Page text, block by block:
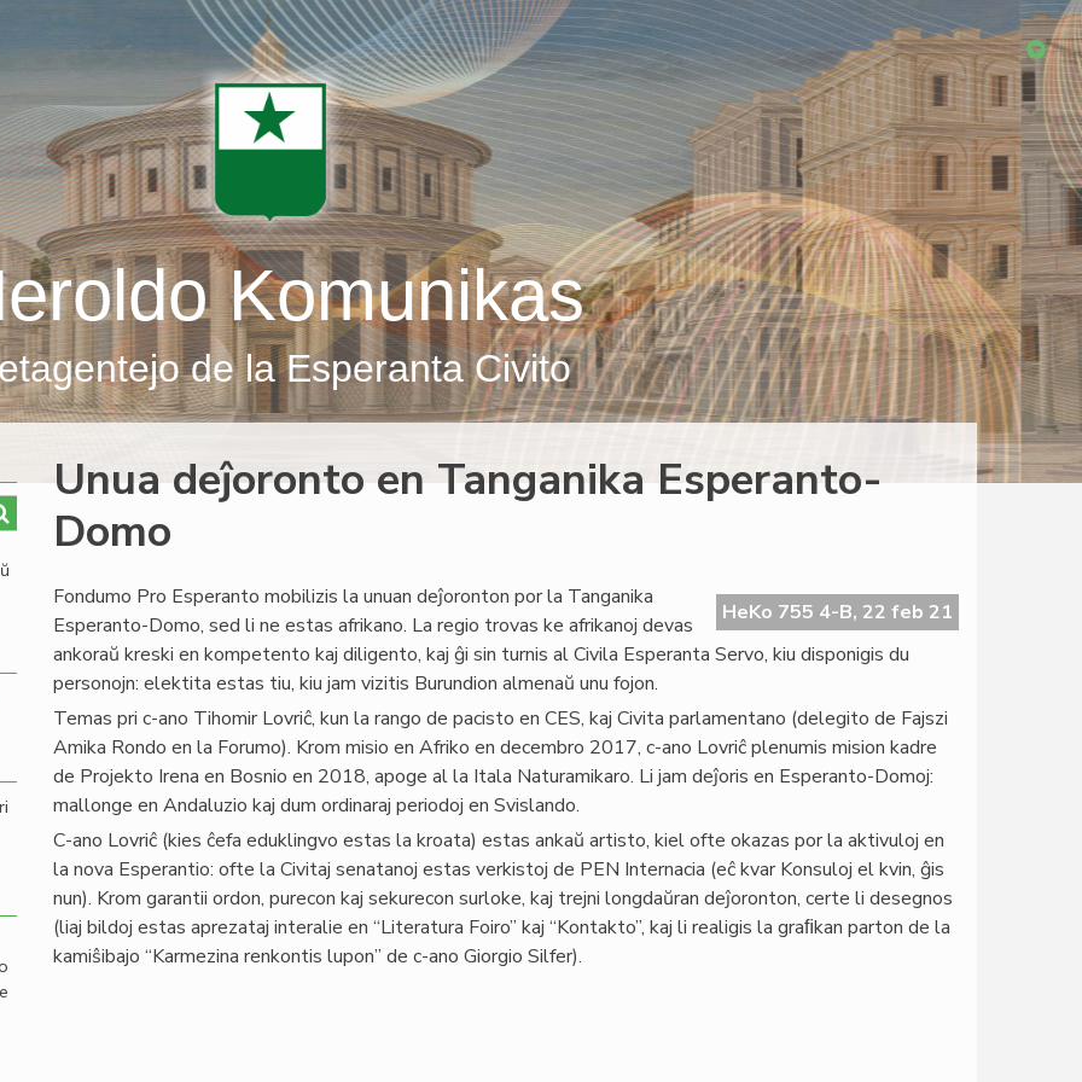
Komunikas
de la Esperanta Civito
Unua deĵoronto en Tanganika Esperanto-
Domo
HeKo 755 4-B, 22 feb 21
Fondumo Pro Esperanto mobilizis la unuan deĵoronton por la Tanganika
Esperanto-Domo, sed li ne estas afrikano. La regio trovas ke afrikanoj devas
ankoraŭ kreski en kompetento kaj diligento, kaj ĝi sin turnis al Civila Esperanta Servo, kiu disponigis du
personojn: elektita estas tiu, kiu jam vizitis Burundion almenaŭ unu fojon.
Temas pri c-ano Tihomir Lovriĉ, kun la rango de pacisto en CES, kaj Civita parlamentano (delegito de Fajszi
Amika Rondo en la Forumo). Krom misio en Afriko en decembro 2017, c-ano Lovriĉ plenumis mision kadre
de Projekto Irena en Bosnio en 2018, apoge al la Itala Naturamikaro. Li jam deĵoris en Esperanto-Domoj:
mallonge en Andaluzio kaj dum ordinaraj periodoj en Svislando.
C-ano Lovriĉ (kies ĉefa eduklingvo estas la kroata) estas ankaŭ artisto, kiel ofte okazas por la aktivuloj en
la nova Esperantio: ofte la Civitaj senatanoj estas verkistoj de PEN Internacia (eĉ kvar Konsuloj el kvin, ĝis
nun). Krom garantii ordon, purecon kaj sekurecon surloke, kaj trejni longdaŭran deĵoronton, certe li desegnos
(liaj bildoj estas aprezataj interalie en “Literatura Foiro” kaj “Kontakto”, kaj li realigis la graﬁkan parton de la
kamiŝibajo “Karmezina renkontis lupon” de c-ano Giorgio Silfer).